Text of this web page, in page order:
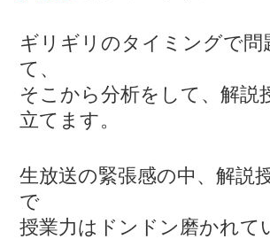
ギリギリのタイミングで問
て、
そこから分析をして、解説
立てます。
生放送の緊張感の中、解説
で
授業力はドンドン磨かれて